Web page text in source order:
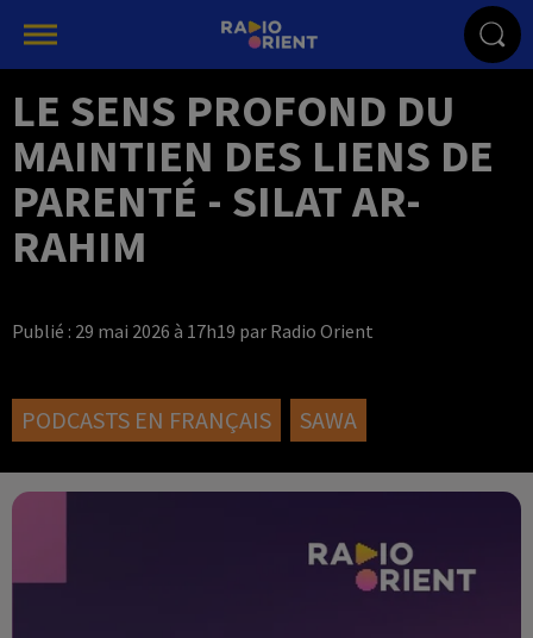
LE SENS PROFOND DU
MAINTIEN DES LIENS DE
PARENTÉ - SILAT AR-
RAHIM
Publié : 29 mai 2026 à 17h19 par Radio Orient
PODCASTS EN FRANÇAIS SAWA